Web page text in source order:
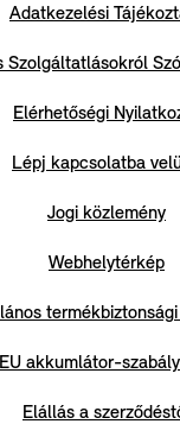
Adatkezelési
Szolgáltatlásokról
Elérhetőségi
Lépj kapcsolatba
Jogi közlemény
Webhelytérkép
EU akkumlátor-
Elállás a